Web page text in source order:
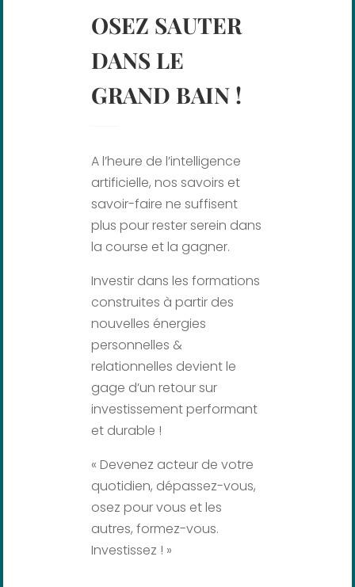
OSEZ SAUTER
DANS LE
GRAND BAIN !
A l’heure de l’intelligence
artificielle, nos savoirs et
savoir-faire ne suffisent
plus pour rester serein dans
la course et la gagner.
Investir dans les formations
construites à partir des
nouvelles énergies
personnelles &
relationnelles devient le
gage d’un retour sur
investissement performant
et durable !
« Devenez acteur de votre
quotidien, dépassez-vous,
osez pour vous et les
autres, formez-vous.
Investissez ! »